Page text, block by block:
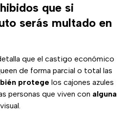
que si
serás multado en
que el castigo económico
de forma parcial o total las
protege los cajones azules
personas que viven con alguna